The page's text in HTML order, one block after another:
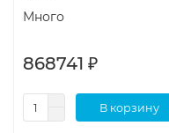
Много
868741 ₽
В корзину